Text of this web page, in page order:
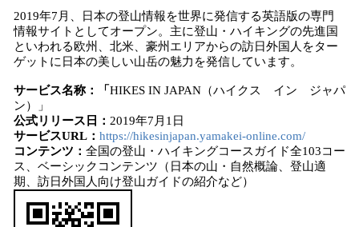
2019年7月、日本の登山情報を世界に発信する英語版の専門
情報サイトとしてオープン。主に登山・ハイキングの先進国
といわれる欧州、北米、豪州エリアからの訪日外国人をター
ゲットに日本の美しい山岳の魅力を発信しています。
サービス名称： 「 HIKES IN JAPAN（ハイクス イン ジャパ
ン）」
公式リリース日： 2019年7月1日
サービスURL： https://hikesinjapan.yamakei-online.com/
コンテンツ ： 全国の登山・ハイキングコースガイド全103コー
ス、ベーシックコンテンツ（日本の山・自然概論、登山適
期、訪日外国人向け登山ガイドの紹介など）